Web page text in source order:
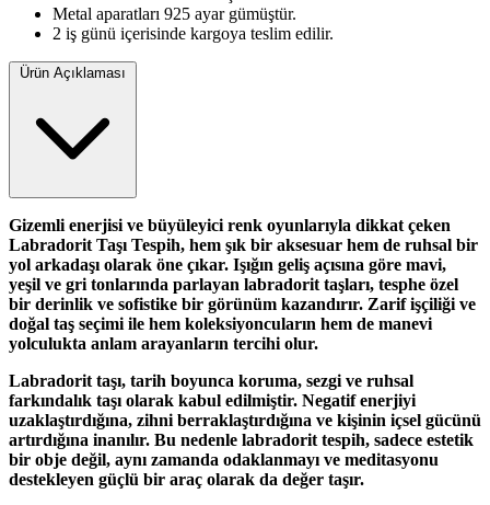
Metal aparatları 925 ayar gümüştür.
2 iş günü içerisinde kargoya teslim edilir.
Ürün Açıklaması
Gizemli enerjisi ve büyüleyici renk oyunlarıyla dikkat çeken
Labradorit Taşı Tespih, hem şık bir aksesuar hem de ruhsal bir
yol arkadaşı olarak öne çıkar. Işığın geliş açısına göre mavi,
yeşil ve gri tonlarında parlayan labradorit taşları, tesphe özel
bir derinlik ve sofistike bir görünüm kazandırır. Zarif işçiliği ve
doğal taş seçimi ile hem koleksiyoncuların hem de manevi
yolculukta anlam arayanların tercihi olur.
Labradorit taşı, tarih boyunca koruma, sezgi ve ruhsal
farkındalık taşı olarak kabul edilmiştir. Negatif enerjiyi
uzaklaştırdığına, zihni berraklaştırdığına ve kişinin içsel gücünü
artırdığına inanılır. Bu nedenle labradorit tespih, sadece estetik
bir obje değil, aynı zamanda odaklanmayı ve meditasyonu
destekleyen güçlü bir araç olarak da değer taşır.